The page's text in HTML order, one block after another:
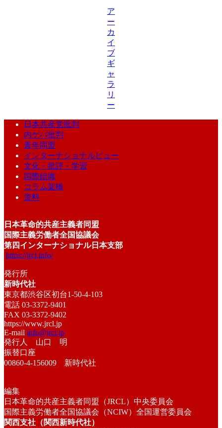
ア
ー
カ
イ
ブ
ギ
ャ
ラ
リ
ー
日本共産党批判
内ゲバ批判
青年同盟
インターナショナルビュー
文化・批評・学習
国際組織
コラム架橋
資料
日本革命的共産主義者同盟
国際主義労働者全国協議会
第四インターナショナル日本支部
https://jrcl.info/
発行所
新時代社
東京都渋谷区初台1-50-4-103
電話 03-3372-9401
FAX 03-3372-9402
https://www.jrcl.jp
E-mail info@jrcl.jp
発行人 山口 明
振替口座
00860-4-156009 新時代社
編集
日本革命的共産主義者同盟（JRCL）中央委員会
国際主義労働者全国協議会（NCIW）全国運営委員会
関西支社（関西新時代社）